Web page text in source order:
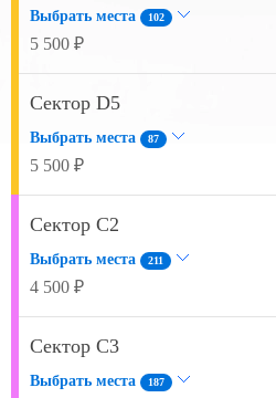
Выбрать места 102
5 500 ₽
Сектор D5
Выбрать места 87
5 500 ₽
Сектор C2
Выбрать места 211
4 500 ₽
Сектор C3
Выбрать места 187